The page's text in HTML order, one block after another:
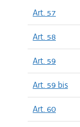
Art. 57
Art. 58
Art. 59
Art. 59 bis
Art. 60